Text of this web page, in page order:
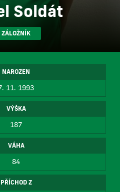
Soldát
ZÁLOŽNÍK
NAROZEN
11. 1993
VÝŠKA
187
VÁHA
84
PŘÍCHOD Z